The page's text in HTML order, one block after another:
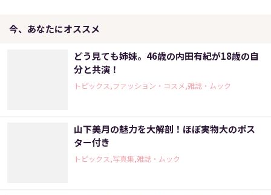
今、あなたにオススメ
どう見ても姉妹。46歳の内田有紀が18歳の自
分と共演！
トピックス,ファッション・コスメ,雑誌・ムック
山下美月の魅力を大解剖！ほぼ実物大のポス
ター付き
トピックス,写真集,雑誌・ムック